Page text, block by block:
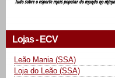
Lojas - ECV
Leão Mania (SSA)
Loja do Leão (SSA)